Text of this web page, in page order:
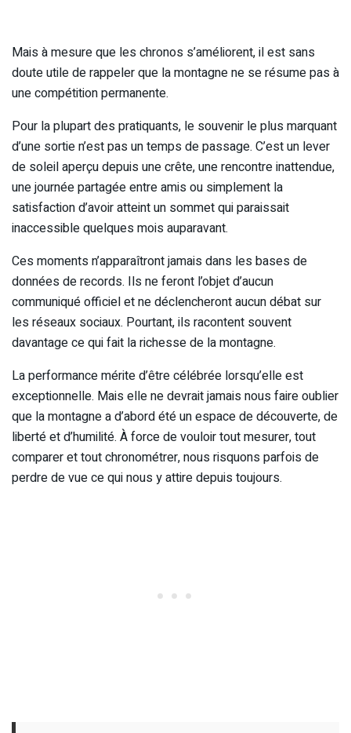
Mais à mesure que les chronos s’améliorent, il est sans
doute utile de rappeler que la montagne ne se résume pas à
une compétition permanente.
Pour la plupart des pratiquants, le souvenir le plus marquant
d’une sortie n’est pas un temps de passage. C’est un lever
de soleil aperçu depuis une crête, une rencontre inattendue,
une journée partagée entre amis ou simplement la
satisfaction d’avoir atteint un sommet qui paraissait
inaccessible quelques mois auparavant.
Ces moments n’apparaîtront jamais dans les bases de
données de records. Ils ne feront l’objet d’aucun
communiqué officiel et ne déclencheront aucun débat sur
les réseaux sociaux. Pourtant, ils racontent souvent
davantage ce qui fait la richesse de la montagne.
La performance mérite d’être célébrée lorsqu’elle est
exceptionnelle. Mais elle ne devrait jamais nous faire oublier
que la montagne a d’abord été un espace de découverte, de
liberté et d’humilité. À force de vouloir tout mesurer, tout
comparer et tout chronométrer, nous risquons parfois de
perdre de vue ce qui nous y attire depuis toujours.